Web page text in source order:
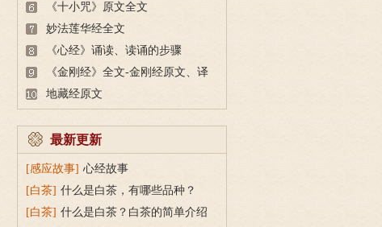
《十小咒》原文全文
妙法莲华经全文
《心经》诵读、读诵的步骤
《金刚经》全文-金刚经原文、译
文及释意
地藏经原文
最新更新
[感应故事] 心经故事
[白茶] 什么是白茶，有哪些品种？
[白茶] 什么是白茶？白茶的简单介绍